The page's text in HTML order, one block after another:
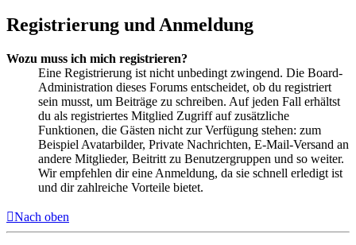
Registrierung und Anmeldung
Wozu muss ich mich registrieren?
Eine Registrierung ist nicht unbedingt zwingend. Die Board-
Administration dieses Forums entscheidet, ob du registriert
sein musst, um Beiträge zu schreiben. Auf jeden Fall erhältst
du als registriertes Mitglied Zugriff auf zusätzliche
Funktionen, die Gästen nicht zur Verfügung stehen: zum
Beispiel Avatarbilder, Private Nachrichten, E-Mail-Versand an
andere Mitglieder, Beitritt zu Benutzergruppen und so weiter.
Wir empfehlen dir eine Anmeldung, da sie schnell erledigt ist
und dir zahlreiche Vorteile bietet.
Nach oben